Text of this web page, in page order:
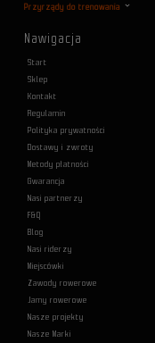
Przyrządy do trenowania
Nawigacja
Start
Sklep
Kontakt
Regulamin
Polityka prywatności
Dostawy i zwroty
Metody płatności
Gwarancja
Nasi partnerzy
F&Q
Blog
Nasi riderzy
Miejscówki
Zawody rowerowe
Jamy rowerowe
Nasze projekty
Nasze Marki